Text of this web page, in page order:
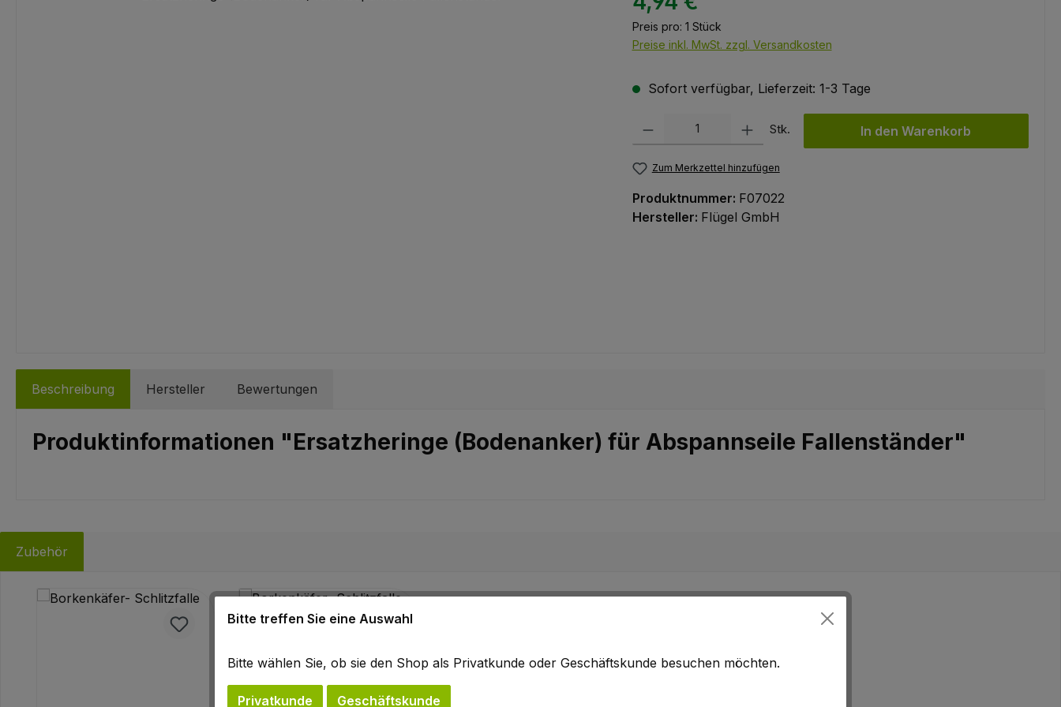
Preis pro: 1 Stück
Preise inkl. MwSt. zzgl. Versandkosten
Sofort verfügbar, Lieferzeit: 1-3 Tage
Produkt Anzahl: Gib den gewünschten Wert ein oder benutze die Schaltflächen
Stk. In den Warenkorb
Zum Merkzettel hinzufügen
Produktnummer: F07022
Hersteller: Flügel GmbH
Beschreibung Hersteller Bewertungen
Produktinformationen "Ersatzheringe (Bodenanker) für Abspannseile Fallenständer"
Zubehör
Produktgalerie überspringen
Bitte treffen Sie eine Auswahl
Bitte wählen Sie, ob sie den Shop als Privatkunde oder Geschäftskunde besuchen möchten.
Privatkunde Geschäftskunde